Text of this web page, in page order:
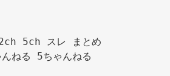
5ch スレ まとめ
んねる 5ちゃんねる